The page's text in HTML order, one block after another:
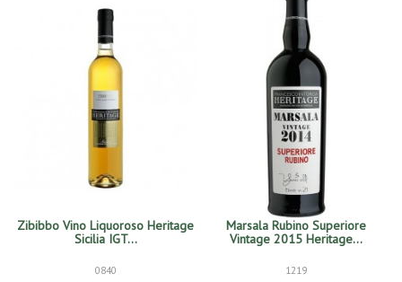
Zibibbo Vino Liquoroso Heritage
Sicilia IGT...
0840
Marsala Rubino Superiore
Vintage 2015 Heritage...
1219